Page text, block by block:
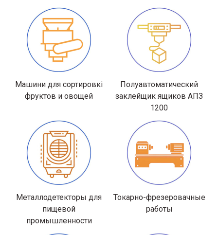
Машини для сортировкі
фруктов и овощей
Полуавтоматический
заклейщик ящиков АПЗ
1200
Металлодетекторы для
пищевой
промышленности
Токарно-фрезеровачные
работы